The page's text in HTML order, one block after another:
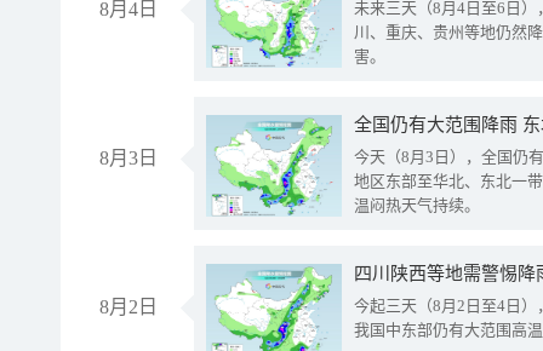
8月4日
未来三天（8月4日至6日
川、重庆、贵州等地仍然
害。
8月3日
全国仍有大范围降雨
今天（8月3日），全国仍
地区东部至华北、东北一
温闷热天气持续。
8月2日
今起三天（8月2日至4日
我国中东部仍有大范围高